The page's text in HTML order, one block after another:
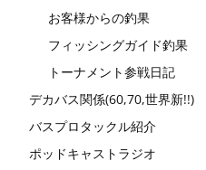
お客様からの釣果
フィッシングガイド釣果
トーナメント参戦日記
デカバス関係(60,70,世界新!!)
バスプロタックル紹介
ポッドキャストラジオ